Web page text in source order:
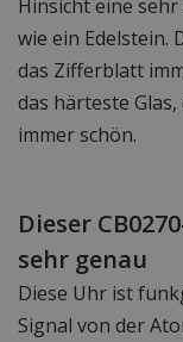
Hinsicht eine
wie ein Edelstein.
das Zifferblatt
das härteste
immer schön.
Dieser
sehr genau
Diese Uhr ist
Signal von der